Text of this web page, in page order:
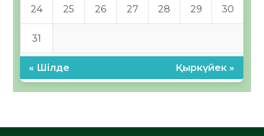
24 25 26 27 28 29 30
31
« Шілде Қыркүйек »